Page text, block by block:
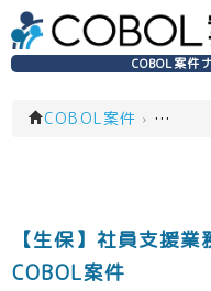
COBOL案件
COBOL案件 › システ
【生保】社員支援
COBOL案件